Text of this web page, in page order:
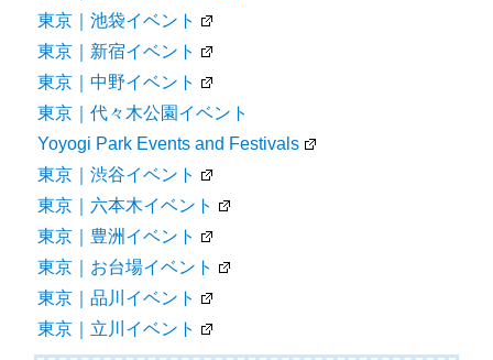
東京｜池袋イベント
東京｜新宿イベント
東京｜中野イベント
東京｜代々木公園イベント
Yoyogi Park Events and Festivals
東京｜渋谷イベント
東京｜六本木イベント
東京｜豊洲イベント
東京｜お台場イベント
東京｜品川イベント
東京｜立川イベント